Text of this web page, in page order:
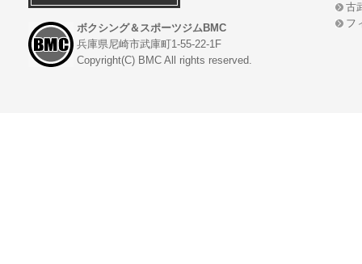
ボクシング＆スポーツジムBMC
兵庫県尼崎市武庫町1-55-22-1F
Copyright(C) BMC All rights reserved.
古
フ